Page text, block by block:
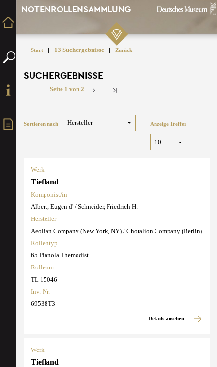
NOTENROLLENSAMMLUNG
Start | 13 Suchergebnisse | Zurück
SUCHERGEBNISSE
Seite 1 von 2
Sortieren nach Anzeige Treffer
Werk
Tiefland
Komponist/in
Albert, Eugen d' / Schneider, Friedrich H.
Hersteller
Aeolian Company (New York, NY) / Choralion Company (Berlin)
Rollentyp
65 Pianola Themodist
Rollennr.
TL 15046
Inv.-Nr.
69538T3
Details ansehen
Werk
Tiefland